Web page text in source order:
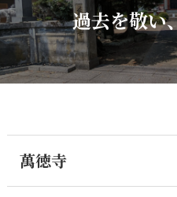
過去を敬い
萬徳寺